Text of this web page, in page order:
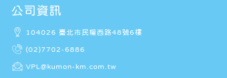
公司資訊
104026 臺北市民權西路48號6樓
(02)7702-6886
VPL@kumon-km.com.tw